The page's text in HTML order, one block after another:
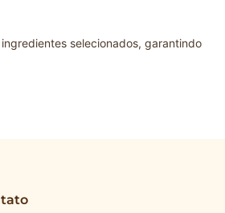
selecionados, garantindo
em algo mais marcante, o doce Ofner
com acabamentos delicados e sabores